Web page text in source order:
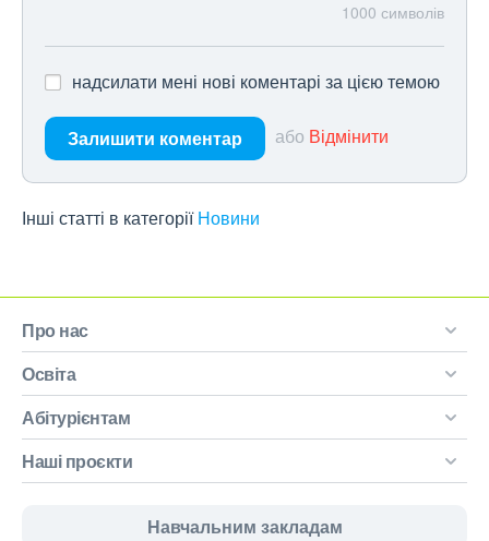
1000 символів
надсилати мені нові коментарі за цією темою
Залишити коментар або Відмінити
Інші статті в категорії Новини
Про нас
Освіта
Абітурієнтам
Наші проєкти
Навчальним закладам